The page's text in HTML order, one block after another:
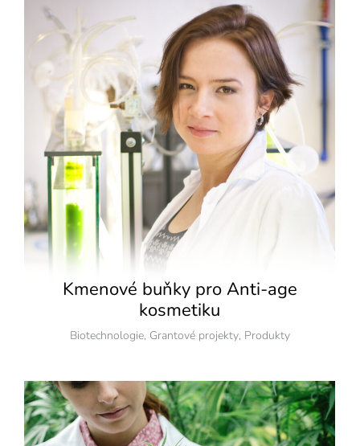
Kmenové buňky pro Anti-age
kosmetiku
Biotechnologie, Grantové projekty, Produkty